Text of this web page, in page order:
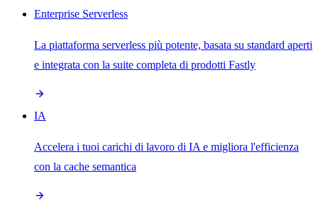
Enterprise Serverless
La piattaforma serverless più potente, basata su standard aperti
e integrata con la suite completa di prodotti Fastly
IA
Accelera i tuoi carichi di lavoro di IA e migliora l'efficienza
con la cache semantica